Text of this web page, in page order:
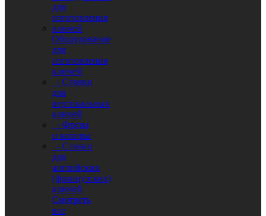
Оборудование
для
изготовления
ключей
- Станки
для
вертикальных
ключей
- Фрезы
и копиры
- Станки
для
английских
(французских)
ключей
Смотреть
все